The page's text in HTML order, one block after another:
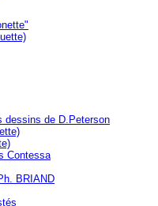
dessins de D.Peterson
Contessa
BRIAND